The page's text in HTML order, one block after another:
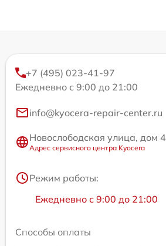
+7 (495) 023-41-97
Ежедневно с 9:00 до 21:00
info@kyocera-repair-center.ru
Новослободская улица, дом 4
Адрес сервисного центра Kyocera
Режим работы:
Ежедневно с 9:00 до 21:00
Способы оплаты